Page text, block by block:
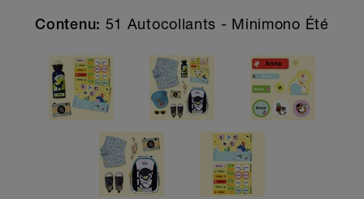
Starter special
Set à tout faire
Maternelle & école
Sport & football
Contenu: 51 Autocollants - Minimono Été